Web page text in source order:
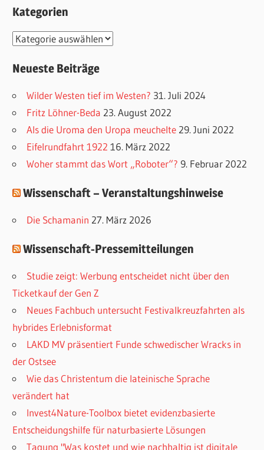
Kategorien
K
t
n
Neueste Beiträge
Wilder Westen tief im Westen? 31. Juli 2024
Fritz Löhner-Beda 23. August 2022
Als die Uroma den Uropa meuchelte 29. Juni 2022
Eifelrundfahrt 1922 16. März 2022
Woher stammt das Wort „Roboter“? 9. Februar 2022
Wissenschaft – Veranstaltungshinweise
Die Schamanin 27. März 2026
Wissenschaft-Pressemitteilungen
Studie zeigt: Werbung entscheidet nicht über den
Ticketkauf der Gen Z
Neues Fachbuch untersucht Festivalkreuzfahrten als
hybrides Erlebnisformat
LAKD MV präsentiert Funde schwedischer Wracks in
der Ostsee
Wie das Christentum die lateinische Sprache
verändert hat
Invest4Nature-Toolbox bietet evidenzbasierte
Entscheidungshilfe für naturbasierte Lösungen
Tagung "Was kostet und wie nachhaltig ist digitale